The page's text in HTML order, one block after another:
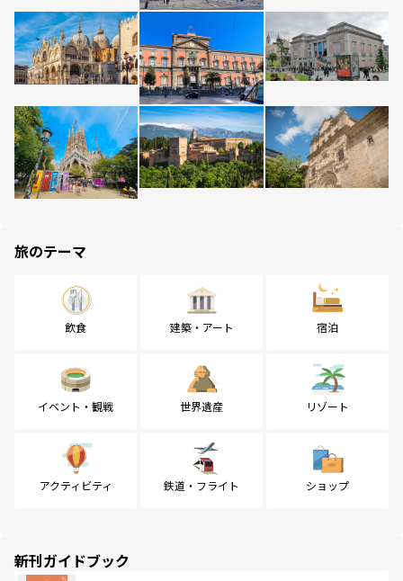
旅のテーマ
飲食 建築・アート 宿泊
イベント・観戦 世界遺産 リゾート
アクティビティ 鉄道・フライト ショップ
新刊ガイドブック